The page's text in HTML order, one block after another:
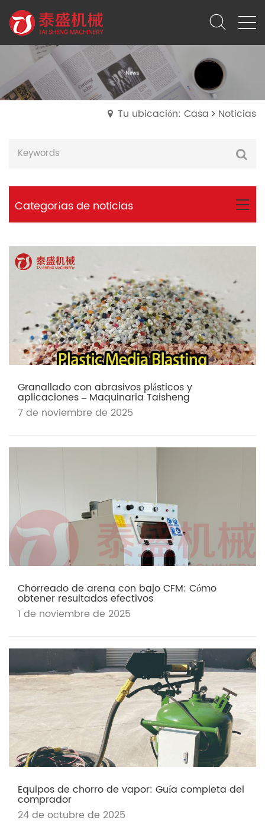
Tu ubicación: Casa Noticias
Categorías de noticias
Granallado con abrasivos plásticos y
aplicaciones – Maquinaria Taisheng
7 de noviembre de 2025
Chorreado de arena con bajo CFM: Cómo
obtener resultados efectivos
1 de noviembre de 2025
Equipos de chorro de vapor: Guía completa del
comprador
24 de octubre de 2025